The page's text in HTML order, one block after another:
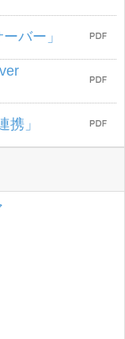
バー」
携」